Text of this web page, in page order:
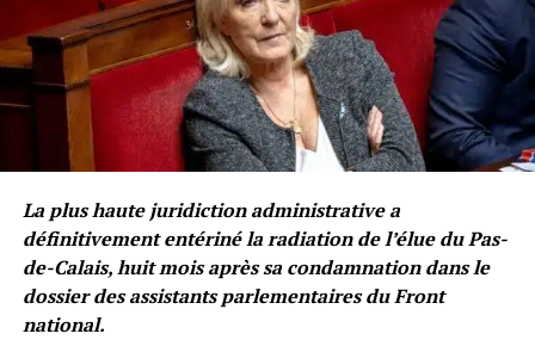
La plus haute juridiction administrative a
définitivement entériné la radiation de l’élue du Pas-
de-Calais, huit mois après sa condamnation dans le
dossier des assistants parlementaires du Front
national.